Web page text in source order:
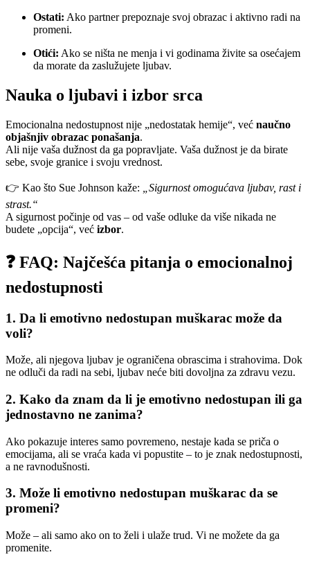
Ostati: Ako partner prepoznaje svoj obrazac i aktivno radi na
promeni.
Otići: Ako se ništa ne menja i vi godinama živite sa osećajem
da morate da zaslužujete ljubav.
Nauka o ljubavi i izbor srca
Emocionalna nedostupnost nije „nedostatak hemije“, već naučno
objašnjiv obrazac ponašanja.
Ali nije vaša dužnost da ga popravljate. Vaša dužnost je da birate
sebe, svoje granice i svoju vrednost.
👉 Kao što Sue Johnson kaže:
„Sigurnost omogućava ljubav, rast i
strast.“
A sigurnost počinje od vas – od vaše odluke da više nikada ne
budete „opcija“, već izbor.
❓ FAQ: Najčešća pitanja o emocionalnoj
nedostupnosti
1. Da li emotivno nedostupan muškarac može da
voli?
Može, ali njegova ljubav je ograničena obrascima i strahovima. Dok
ne odluči da radi na sebi, ljubav neće biti dovoljna za zdravu vezu.
2. Kako da znam da li je emotivno nedostupan ili ga
jednostavno ne zanima?
Ako pokazuje interes samo povremeno, nestaje kada se priča o
emocijama, ali se vraća kada vi popustite – to je znak nedostupnosti,
a ne ravnodušnosti.
3. Može li emotivno nedostupan muškarac da se
promeni?
Može – ali samo ako on to želi i ulaže trud. Vi ne možete da ga
promenite.